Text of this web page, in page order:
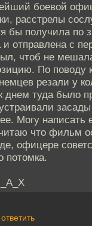
боевой
расстрелы
бы получила по
отправлена с
чтоб не
По поводу
резали у
днем туда было
засады
Могу написать
что фильм
офицере
потомка.
ответить